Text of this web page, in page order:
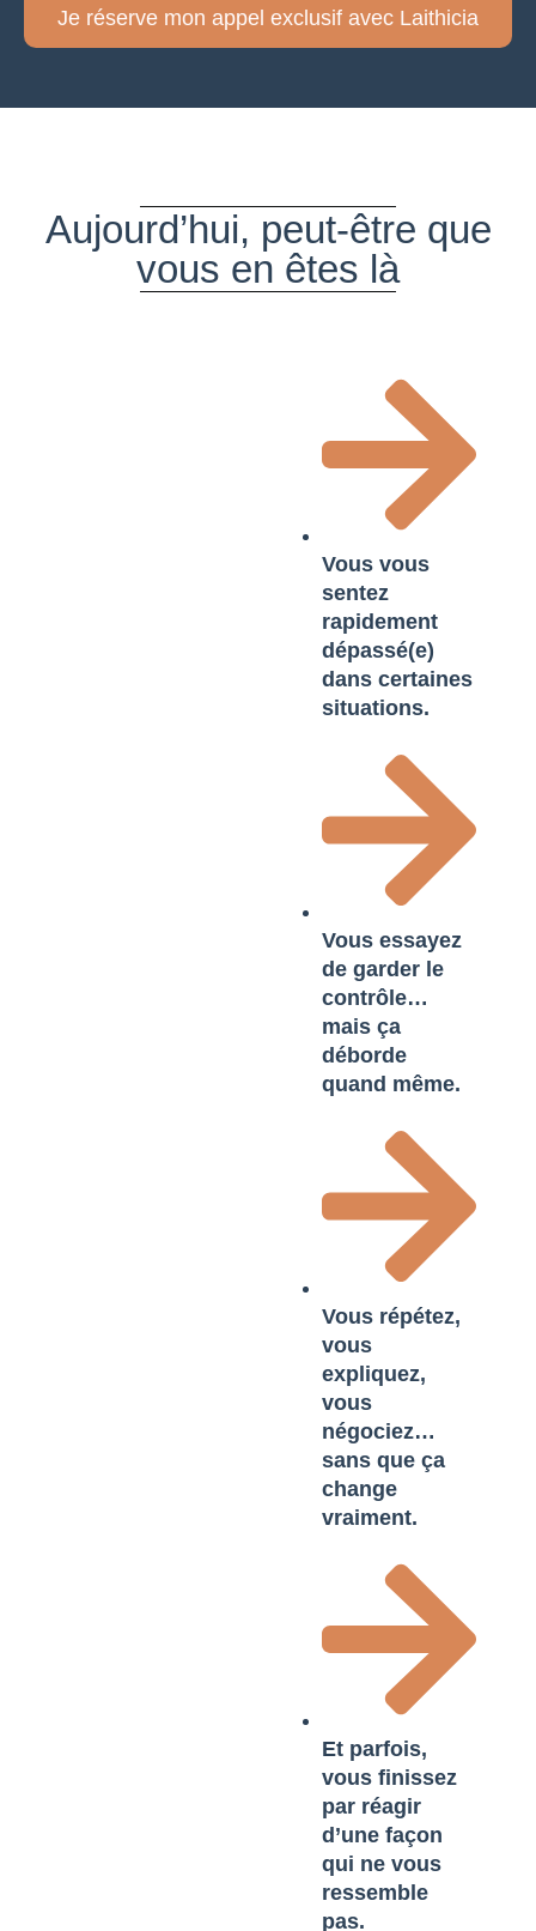
Je réserve mon appel exclusif avec Laithicia
Aujourd’hui, peut-être que
vous en êtes là
Vous vous
sentez
rapidement
dépassé(e)
dans certaines
situations.
Vous essayez
de garder le
contrôle…
mais ça
déborde
quand même.
Vous répétez,
vous
expliquez,
vous
négociez…
sans que ça
change
vraiment.
Et parfois,
vous finissez
par réagir
d’une façon
qui ne vous
ressemble
pas.